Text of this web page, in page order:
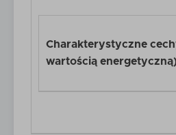
Charakterystyczne
wartością